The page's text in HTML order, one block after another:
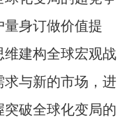
身订做价值提
建构全球宏观战
与新的市场，进
破全球化变局的